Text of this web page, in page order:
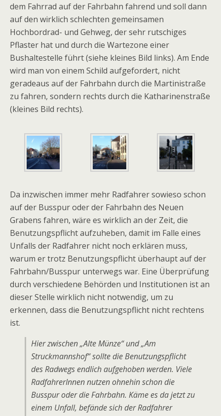
dem Fahrrad auf der Fahrbahn fahrend und soll dann
auf den wirklich schlechten gemeinsamen
Hochbordrad- und Gehweg, der sehr rutschiges
Pflaster hat und durch die Wartezone einer
Bushaltestelle führt (siehe kleines Bild links). Am Ende
wird man von einem Schild aufgefordert, nicht
geradeaus auf der Fahrbahn durch die Martinistraße
zu fahren, sondern rechts durch die Katharinenstraße
(kleines Bild rechts).
Da inzwischen immer mehr Radfahrer sowieso schon
auf der Busspur oder der Fahrbahn des Neuen
Grabens fahren, wäre es wirklich an der Zeit, die
Benutzungspflicht aufzuheben, damit im Falle eines
Unfalls der Radfahrer nicht noch erklären muss,
warum er trotz Benutzungspflicht überhaupt auf der
Fahrbahn/Busspur unterwegs war. Eine Überprüfung
durch verschiedene Behörden und Institutionen ist an
dieser Stelle wirklich nicht notwendig, um zu
erkennen, dass die Benutzungspflicht nicht rechtens
ist.
Hier zwischen „Alte Münze“ und „Am
Struckmannshof“ sollte die Benutzungspflicht
des Radwegs endlich aufgehoben werden. Viele
RadfahrerInnen nutzen ohnehin schon die
Busspur oder die Fahrbahn. Käme es da jetzt zu
einem Unfall, befände sich der Radfahrer